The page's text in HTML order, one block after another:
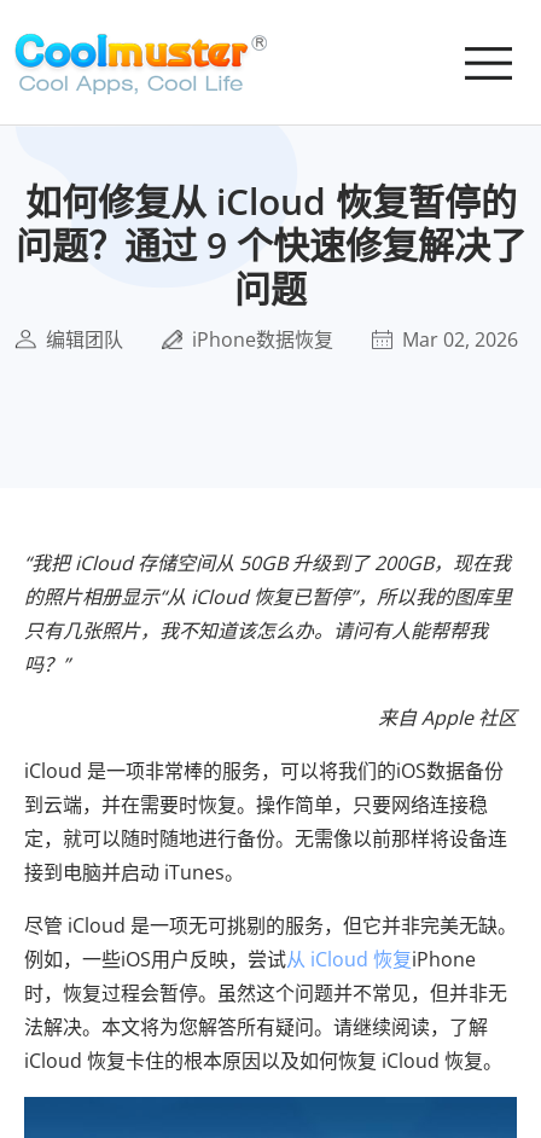
如何修复从 iCloud 恢复暂停的
问题？通过 9 个快速修复解决了
问题
编辑团队 iPhone数据恢复 Mar 02, 2026
“我把 iCloud 存储空间从 50GB 升级到了 200GB，现在我
的照片相册显示“从 iCloud 恢复已暂停”，所以我的图库里
只有几张照片，我不知道该怎么办。请问有人能帮帮我
吗？”
来自 Apple 社区
iCloud 是一项非常棒的服务，可以将我们的iOS数据备份
到云端，并在需要时恢复。操作简单，只要网络连接稳
定，就可以随时随地进行备份。无需像以前那样将设备连
接到电脑并启动 iTunes。
尽管 iCloud 是一项无可挑剔的服务，但它并非完美无缺。
例如，一些iOS用户反映，尝试从 iCloud 恢复iPhone
时，恢复过程会暂停。虽然这个问题并不常见，但并非无
法解决。本文将为您解答所有疑问。请继续阅读，了解
iCloud 恢复卡住的根本原因以及如何恢复 iCloud 恢复。